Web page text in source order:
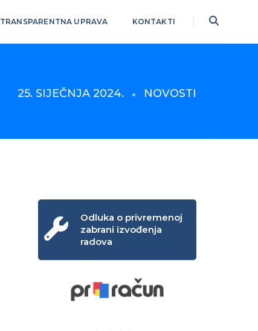
TRANSPARENTNA UPRAVA KONTAKTI
25. SIJEČNJA 2024. NOVOSTI
Odluka o privremenoj
zabrani izvođenja
radova